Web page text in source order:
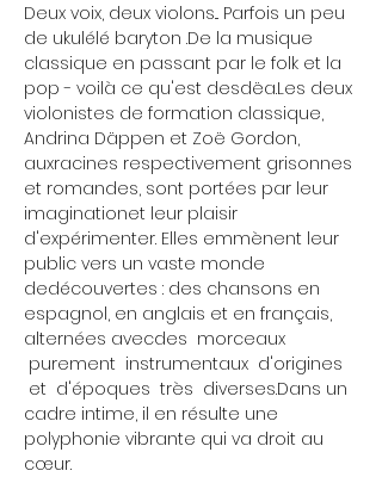
Deux voix, deux violons... Parfois un peu
de ukulélé baryton .De la musique
classique en passant par le folk et la
pop - voilà ce qu'est desdëa.Les deux
violonistes de formation classique,
Andrina Däppen et Zoë Gordon,
auxracines respectivement grisonnes
et romandes, sont portées par leur
imaginationet leur plaisir
d'expérimenter. Elles emmènent leur
public vers un vaste monde
dedécouvertes : des chansons en
espagnol, en anglais et en français,
alternées avecdes  morceaux
purement  instrumentaux  d'origines
et  d'époques  très  diverses.Dans un
cadre intime, il en résulte une
polyphonie vibrante qui va droit au
cœur.